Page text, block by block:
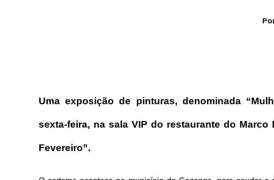
Uma exposição de pinturas, denominada
sexta-feira, na sala VIP do restaurante do
Fevereiro”.